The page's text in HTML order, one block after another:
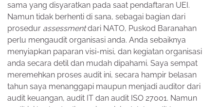
sama yang disyaratkan pada saat pendaftaran UEI.
Namun tidak berhenti di sana, sebagai bagian dari
prosedur assessmentdari NATO, Puskod Baranahan
perlu mengaudit organisasi anda. Anda sebaiknya
menyiapkan paparan visi-misi, dan kegiatan organisasi
anda secara detil dan mudah dipahami. Saya sempat
meremehkan proses audit ini, secara hampir belasan
tahun saya menanggapi maupun menjadi auditor dari
audit keuangan, audit IT dan audit ISO 27001. Namun